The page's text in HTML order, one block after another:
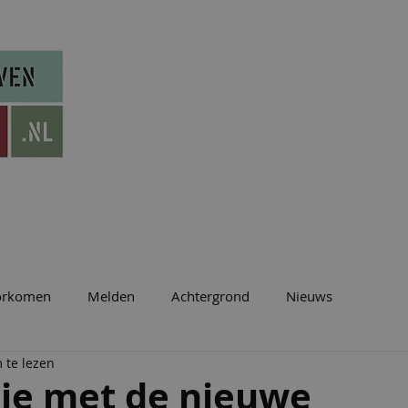
Melden Achtergrond Nieuws
met de nieuwe
te lezen